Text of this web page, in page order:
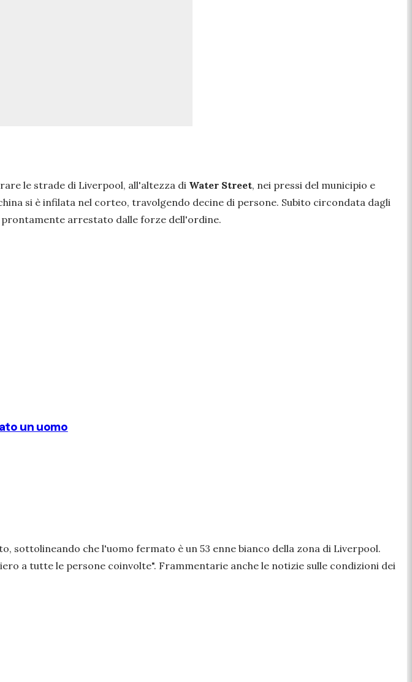
le strade di Liverpool, all'altezza di Water Street, nei pressi del municipio e
si è infilata nel corteo, travolgendo decine di persone. Subito circondata dagli
arrestato dalle forze dell'ordine.
un uomo
sottolineando che l'uomo fermato è un 53 enne bianco della zona di Liverpool.
a tutte le persone coinvolte". Frammentarie anche le notizie sulle condizioni dei